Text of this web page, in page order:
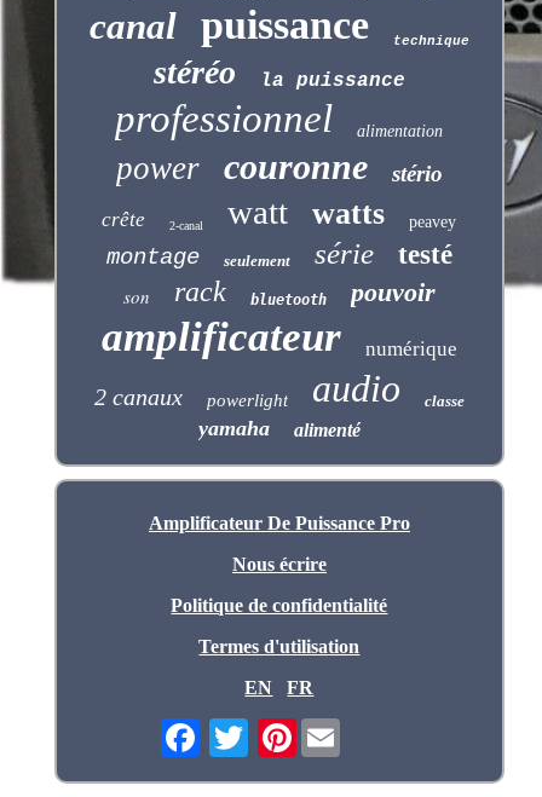
canal puissance technique
stéréo la puissance
professionnel alimentation
power couronne stério
crête 2-canal watt watts peavey
montage seulement série testé
son rack bluetooth pouvoir
amplificateur numérique
2 canaux powerlight audio classe
yamaha alimenté
Amplificateur De Puissance Pro
Nous écrire
Politique de confidentialité
Termes d'utilisation
EN
FR
Pinterest